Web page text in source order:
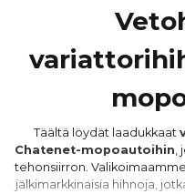
Täältä löydät laadukkaat
Chatenet-mopoautoihin,
tehonsiirron.
jälkimarkkinaisia hihnoja,